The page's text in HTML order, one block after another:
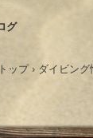
グ
トップ › ダイビング